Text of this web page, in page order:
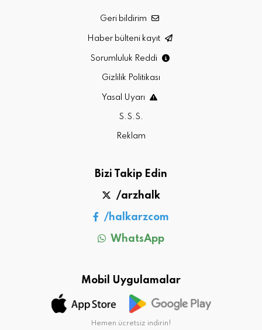
Geri bildirim
Haber bülteni kayıt
Sorumluluk Reddi
Gizlilik Politikası
Yasal Uyarı
S.S.S.
Reklam
Bizi Takip Edin
/arzhalk
/halkarzcom
WhatsApp
Mobil Uygulamalar
Hemen ücretsiz indirin!